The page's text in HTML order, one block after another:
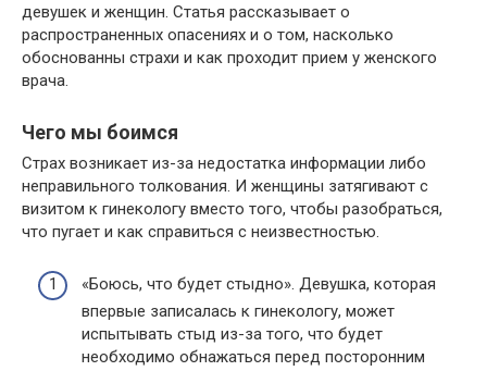
девушек и женщин. Статья рассказывает о
распространенных опасениях и о том, насколько
обоснованны страхи и как проходит прием у женского
врача.
Чего мы боимся
Страх возникает из-за недостатка информации либо
неправильного толкования. И женщины затягивают с
визитом к гинекологу вместо того, чтобы разобраться,
что пугает и как справиться с неизвестностью.
«Боюсь, что будет стыдно». Девушка, которая
впервые записалась к гинекологу, может
испытывать стыд из-за того, что будет
необходимо обнажаться перед посторонним